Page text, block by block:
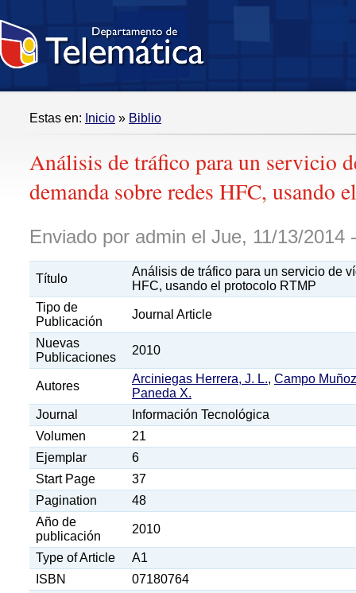
Estas en: Inicio » Biblio
Análisis de tráfico para un servicio
demanda sobre redes HFC, usando
Enviado por admin el Jue, 11/13/2014
Título
Análisis de tráfico para un servicio de
HFC, usando el protocolo RTMP
Tipo de
Publicación
Journal Article
Nuevas
Publicaciones
2010
Autores
Arciniegas Herrera, J. L., Campo
Paneda X.
Journal
Información Tecnológica
Volumen
21
Ejemplar
6
Start Page
37
Pagination
48
Año de
publicación
2010
Type of Article
A1
ISBN
07180764